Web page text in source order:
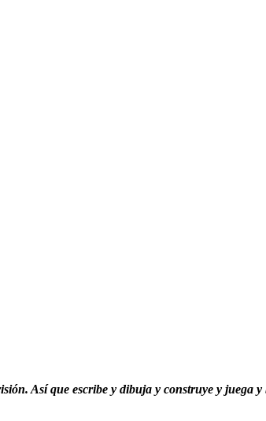
Así que escribe y dibuja y construye y juega